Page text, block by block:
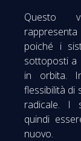
Questo
poiché i
sottoposti a
in orbita.
flessibilità di
radicale. I
quindi
nuovo.